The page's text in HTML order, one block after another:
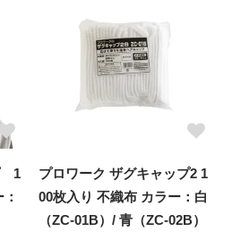
1
プロワーク ザグキャップ2 1
00枚入り 不織布 カラー：白
（ZC-01B）/ 青（ZC-02B）